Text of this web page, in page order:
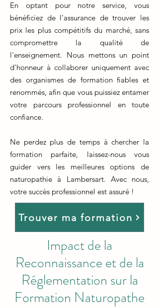
En optant pour notre service, vous
bénéficiez de l'assurance de trouver les
prix les plus compétitifs du marché, sans
compromettre la qualité de
l'enseignement. Nous mettons un point
d'honneur à collaborer uniquement avec
des organismes de formation fiables et
renommés, afin que vous puissiez entamer
votre parcours professionnel en toute
confiance.
Ne perdez plus de temps à chercher la
formation parfaite, laissez-nous vous
guider vers les meilleures options de
naturopathie à Lambersart. Avec nous,
votre succès professionnel est assuré !
Trouver ma formation
Impact de la
Reconnaissance et de la
Réglementation sur la
Formation Naturopathe